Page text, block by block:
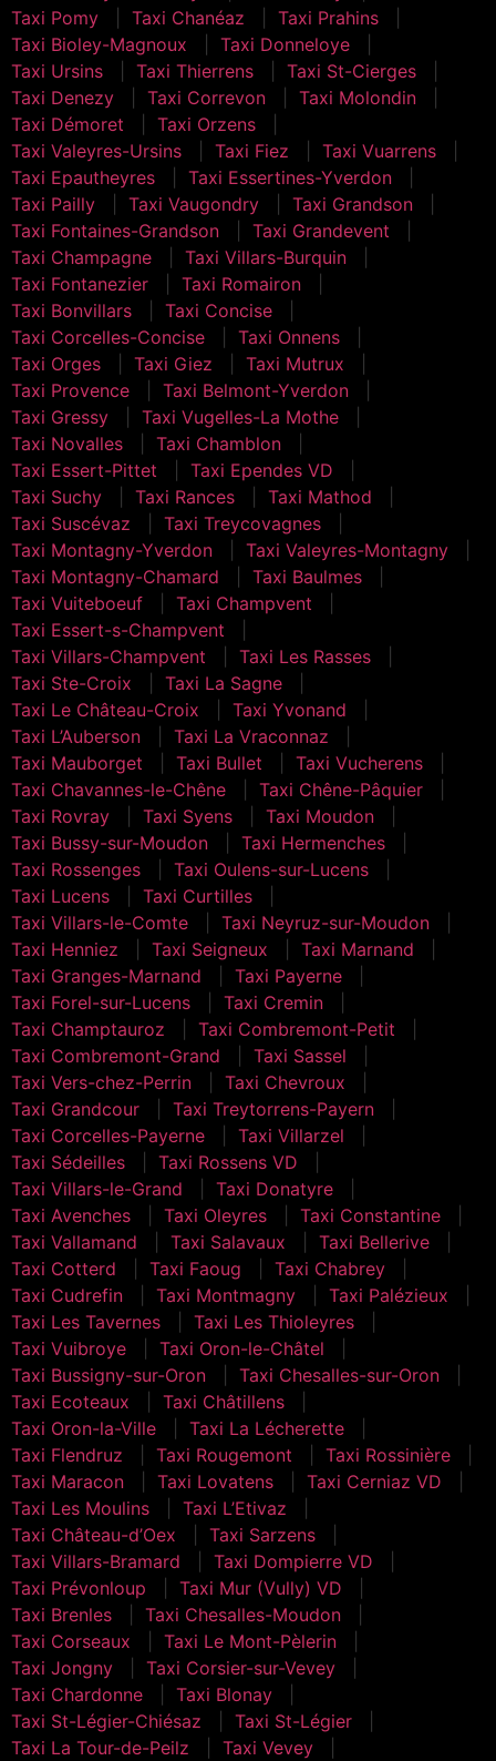
Taxi Pomy
Taxi Chanéaz
Taxi Prahins
Taxi Bioley-Magnoux
Taxi Donneloye
Taxi Ursins
Taxi Thierrens
Taxi St-Cierges
Taxi Denezy
Taxi Correvon
Taxi Molondin
Taxi Démoret
Taxi Orzens
Taxi Valeyres-Ursins
Taxi Fiez
Taxi Vuarrens
Taxi Epautheyres
Taxi Essertines-Yverdon
Taxi Pailly
Taxi Vaugondry
Taxi Grandson
Taxi Fontaines-Grandson
Taxi Grandevent
Taxi Champagne
Taxi Villars-Burquin
Taxi Fontanezier
Taxi Romairon
Taxi Bonvillars
Taxi Concise
Taxi Corcelles-Concise
Taxi Onnens
Taxi Orges
Taxi Giez
Taxi Mutrux
Taxi Provence
Taxi Belmont-Yverdon
Taxi Gressy
Taxi Vugelles-La Mothe
Taxi Novalles
Taxi Chamblon
Taxi Essert-Pittet
Taxi Ependes VD
Taxi Suchy
Taxi Rances
Taxi Mathod
Taxi Suscévaz
Taxi Treycovagnes
Taxi Montagny-Yverdon
Taxi Valeyres-Montagny
Taxi Montagny-Chamard
Taxi Baulmes
Taxi Vuiteboeuf
Taxi Champvent
Taxi Essert-s-Champvent
Taxi Villars-Champvent
Taxi Les Rasses
Taxi Ste-Croix
Taxi La Sagne
Taxi Le Château-Croix
Taxi Yvonand
Taxi L’Auberson
Taxi La Vraconnaz
Taxi Mauborget
Taxi Bullet
Taxi Vucherens
Taxi Chavannes-le-Chêne
Taxi Chêne-Pâquier
Taxi Rovray
Taxi Syens
Taxi Moudon
Taxi Bussy-sur-Moudon
Taxi Hermenches
Taxi Rossenges
Taxi Oulens-sur-Lucens
Taxi Lucens
Taxi Curtilles
Taxi Villars-le-Comte
Taxi Neyruz-sur-Moudon
Taxi Henniez
Taxi Seigneux
Taxi Marnand
Taxi Granges-Marnand
Taxi Payerne
Taxi Forel-sur-Lucens
Taxi Cremin
Taxi Champtauroz
Taxi Combremont-Petit
Taxi Combremont-Grand
Taxi Sassel
Taxi Vers-chez-Perrin
Taxi Chevroux
Taxi Grandcour
Taxi Treytorrens-Payern
Taxi Corcelles-Payerne
Taxi Villarzel
Taxi Sédeilles
Taxi Rossens VD
Taxi Villars-le-Grand
Taxi Donatyre
Taxi Avenches
Taxi Oleyres
Taxi Constantine
Taxi Vallamand
Taxi Salavaux
Taxi Bellerive
Taxi Cotterd
Taxi Faoug
Taxi Chabrey
Taxi Cudrefin
Taxi Montmagny
Taxi Palézieux
Taxi Les Tavernes
Taxi Les Thioleyres
Taxi Vuibroye
Taxi Oron-le-Châtel
Taxi Bussigny-sur-Oron
Taxi Chesalles-sur-Oron
Taxi Ecoteaux
Taxi Châtillens
Taxi Oron-la-Ville
Taxi La Lécherette
Taxi Flendruz
Taxi Rougemont
Taxi Rossinière
Taxi Maracon
Taxi Lovatens
Taxi Cerniaz VD
Taxi Les Moulins
Taxi L’Etivaz
Taxi Château-d’Oex
Taxi Sarzens
Taxi Villars-Bramard
Taxi Dompierre VD
Taxi Prévonloup
Taxi Mur (Vully) VD
Taxi Brenles
Taxi Chesalles-Moudon
Taxi Corseaux
Taxi Le Mont-Pèlerin
Taxi Jongny
Taxi Corsier-sur-Vevey
Taxi Chardonne
Taxi Blonay
Taxi St-Légier-Chiésaz
Taxi St-Légier
Taxi La Tour-de-Peilz
Taxi Vevey